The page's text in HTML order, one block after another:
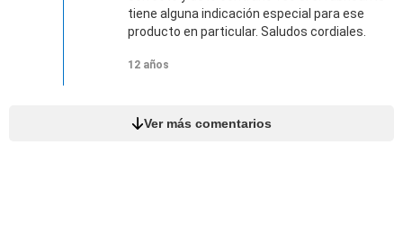
tiene alguna indicación especial para ese
producto en particular. Saludos cordiales.
12 años
Ver más comentarios